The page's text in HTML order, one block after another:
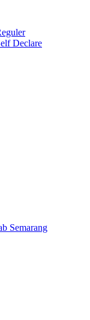
Declare
Semarang